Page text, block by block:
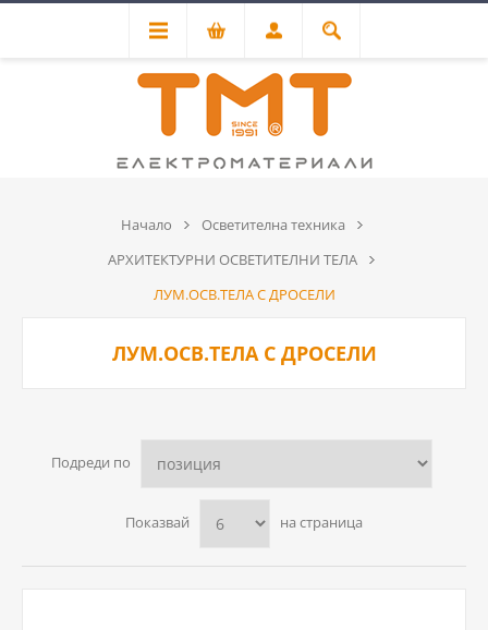
Начало
Осветителна техника
АРХИТЕКТУРНИ ОСВЕТИТЕЛНИ ТЕЛА
ЛУМ.ОСВ.ТЕЛА С ДРОСЕЛИ
ЛУМ.ОСВ.ТЕЛА С ДРОСЕЛИ
Подреди по
Показвай на страница